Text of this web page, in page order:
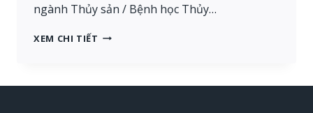
ngành Thủy sản / Bệnh học Thủy…
XEM CHI TIẾT UV: